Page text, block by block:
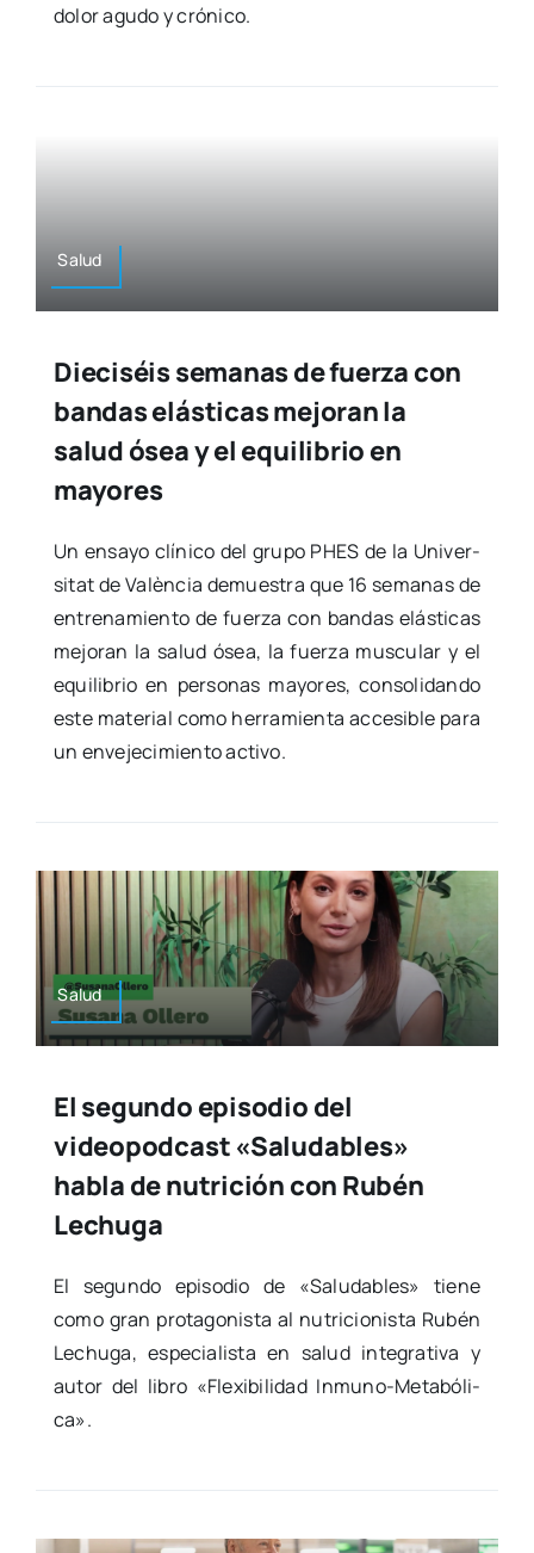
dolor agu­do y cró­ni­co.
Salud
Dieciséis semanas de fuerza con
bandas elásticas mejoran la
salud ósea y el equilibrio en
mayores
Un ensa­yo clí­ni­co del gru­po PHES de la Uni­ver­
si­tat de Valèn­cia demues­tra que 16 sema­nas de
entre­na­mien­to de fuer­za con ban­das elás­ti­cas
mejo­ran la salud ósea, la fuer­za mus­cu­lar y el
equi­li­brio en per­so­nas mayo­res, con­so­li­dan­do
este mate­rial como herra­mien­ta acce­si­ble para
un enve­je­ci­mien­to acti­vo.
Salud
El segundo episodio del
videopodcast «Saludables»
habla de nutrición con Rubén
Lechuga
El segun­do epi­so­dio de «Salu­da­bles» tie­ne
como gran pro­ta­go­nis­ta al nutri­cio­nis­ta Rubén
Lechu­ga, espe­cia­lis­ta en salud inte­gra­ti­va y
autor del libro «Fle­xi­bi­li­dad Inmuno-Meta­­bó­­li­­
ca».